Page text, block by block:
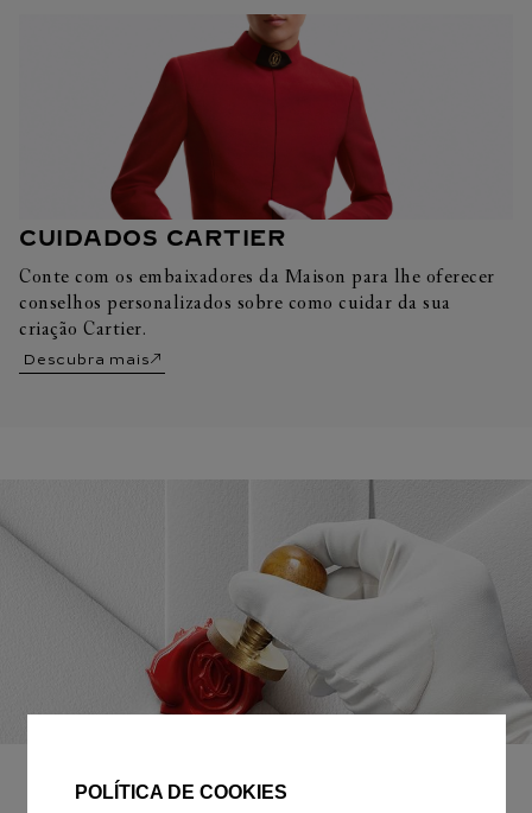
POLÍTICA DE COOKIES
CUIDADOS CARTIER
Conte com os embaixadores da Maison para lhe oferecer
conselhos personalizados sobre como cuidar da sua
criação Cartier.
Descubra mais
Todos os pedidos de nossa e-Boutique Cartier são